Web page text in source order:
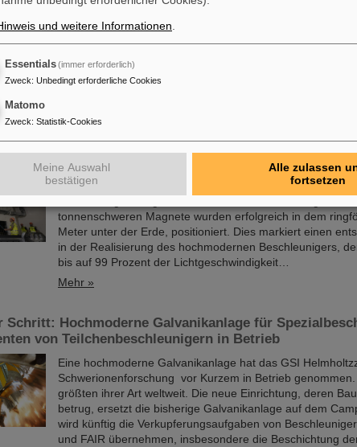
entweder nach Voranmeldung an der
GSI/FAIR teilnehmen oder sich mit einem internetfähigen
beispielsweise einem Laptop, Mobiltelefon oder Tablet
Programm beginnt am Mittwoch, dem 28. August 2024,
der FAIR-Beschleunigermaschine: Erste
Meter unter der Erde, eingebaut
Der Startschuss für die Installation der FAIR-
Die hoch präzisen Montagearbeiten in den Gebäuden der
tonnenschweren Magnete wurden erfolgreich in dem
Meter unter der Erde, positioniert. Dies markiert einen
in der Realisierung des hochmodernen Beschleunigers,
bis auf 99 Prozent der Lichtgeschwindigkeit…
Mehr »
Schritt: Hochmoderne Galvanikanlage für
von Teilchenbeschleunigern in Betrieb
Eine hochmoderne Galvanikanlage hat das GSI
Schwerionenforschung vor Kurzem in Betrieb
größten ihrer Art weltweit. Die neue Einrichtung, deren
betrug, ersetzt die bisherige Galvanikanlage auf dem
wird künftig die Verkupferungsaufgaben von
und FAIR übernehmen, insbesondere die Beschichtung
und weitere Informationen
Essentials(immer erforderlich)
Zweck: Unbedingt erforderliche Cookies
Matomo
Zweck: Statistik-Cookies
Meine Auswahl
bestätigen
Alle zulassen
fortsetzen